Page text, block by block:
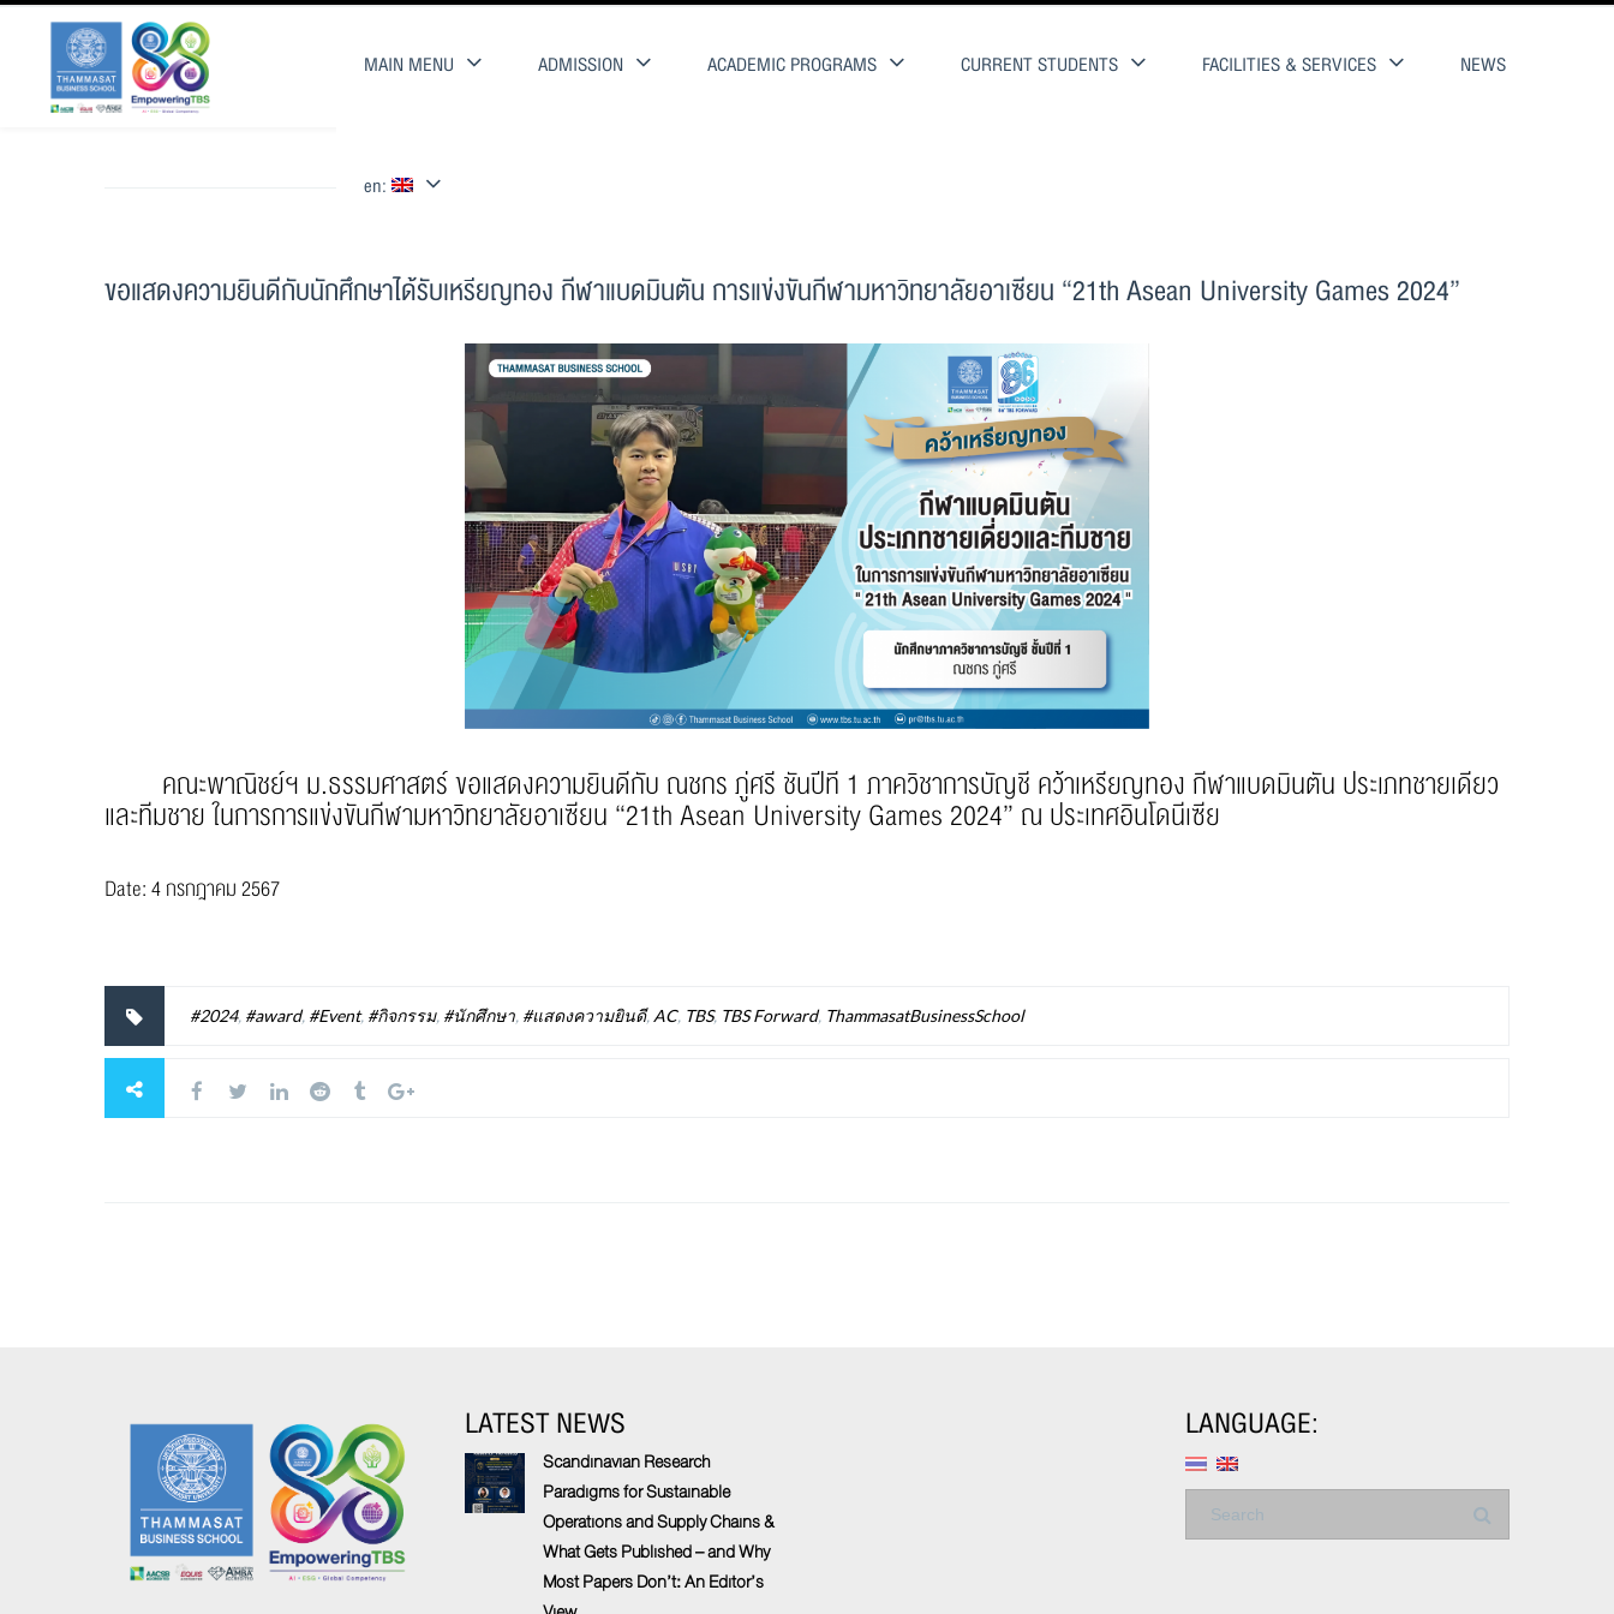
MAIN MENU ADMISSION ACADEMIC PROGRAMS CURRENT STUDENTS FACILITIES & SERVICES NEWS
en:
ขอแสดงความยินดีกับนักศึกษาได้รับเหรียญทอง กีฬาแบดมินตัน การแข่งขันกีฬามหาวิทยาลัยอาเซียน “21th Asean University Games 2024”
คณะพาณิชย์ฯ ม.ธรรมศาสตร์ ขอแสดงความยินดีกับ ณชกร ภู่ศรี ชั้นปีที่ 1 ภาควิชาการบัญชี คว้าเหรียญทอง กีฬาแบดมินตัน ประเภทชายเดี่ยว
และทีมชาย ในการการแข่งขันกีฬามหาวิทยาลัยอาเซียน “21th Asean University Games 2024” ณ ประเทศอินโดนีเซีย
Date: 4 กรกฎาคม 2567
#2024, #award, #Event, #กิจกรรม, #นักศึกษา, #แสดงความยินดี, AC, TBS, TBS Forward, ThammasatBusinessSchool
LATEST NEWS
Scandinavian Research
Paradigms for Sustainable
Operations and Supply Chains &
What Gets Published – and Why
Most Papers Don’t: An Editor’s
LANGUAGE: